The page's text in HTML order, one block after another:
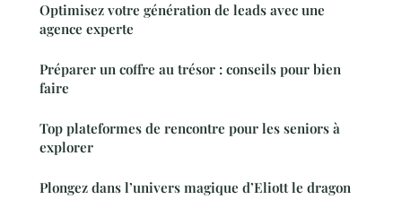
Optimisez votre génération de leads avec une
agence experte
Préparer un coffre au trésor : conseils pour bien
faire
Top plateformes de rencontre pour les seniors à
explorer
Plongez dans l’univers magique d’Eliott le dragon